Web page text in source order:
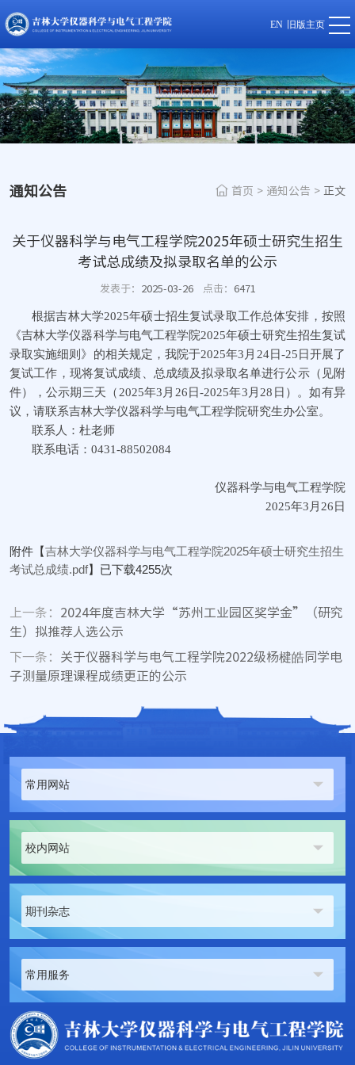
EN 旧版主页
通知公告 首页 > 通知公告 > 正文
关于仪器科学与电气工程学院2025年硕士研究生招生
考试总成绩及拟录取名单的公示
发表于： 2025-03-26 点击： 6471
根据吉林大学2025年硕士招生复试录取工作总体安排，按照
《吉林大学仪器科学与电气工程学院2025年硕士研究生招生复试
录取实施细则》的相关规定，我院于2025年3月24日-25日开展了
复试工作，现将复试成绩、总成绩及拟录取名单进行公示（见附
件），公示期三天（2025年3月26日-2025年3月28日）。如有异
议，请联系吉林大学仪器科学与电气工程学院研究生办公室。
联系人：杜老师
联系电话：0431-88502084
仪器科学与电气工程学院
2025年3月26日
附件【吉林大学仪器科学与电气工程学院2025年硕士研究生招生
考试总成绩.pdf】已下载4255次
上一条： 2024年度吉林大学“苏州工业园区奖学金”（研究
生）拟推荐人选公示
下一条： 关于仪器科学与电气工程学院2022级杨楗皓同学电
子测量原理课程成绩更正的公示
常用网站
校内网站
期刊杂志
常用服务